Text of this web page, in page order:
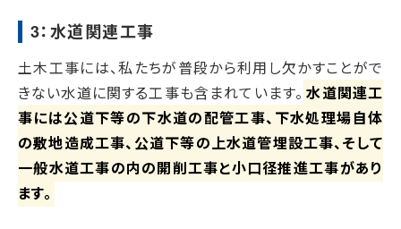
3：水道関連工事
土木工事には、私たちが普段から利用し欠かすことがで
きない水道に関する工事も含まれています。 水道関連工
事には公道下等の下水道の配管工事、下水処理場自体
の敷地造成工事、公道下等の上水道管埋設工事、そして
一般水道工事の内の開削工事と小口径推進工事があり
ます。